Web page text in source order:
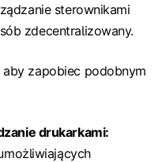
sterownikami
zdecentralizowany.
zapobiec podobnym
drukarkami: